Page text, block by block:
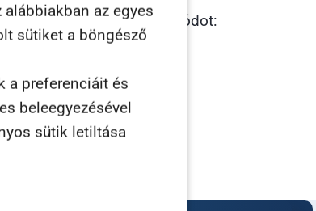
az egyes
sütiket a böngésző
a preferenciáit és
beleegyezésével
sütik letiltása
használjátok a MB2023
kódot: